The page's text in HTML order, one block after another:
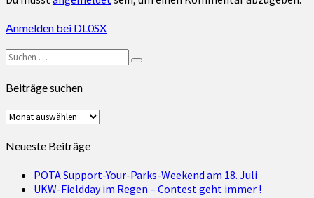
Anmelden bei DL0SX
Suchen
nach:
Suchen
Beiträge suchen
Beiträge
Neueste Beiträge
POTA Support-Your-Parks-Weekend am 18. Juli
UKW-Fieldday im Regen – Contest geht immer !